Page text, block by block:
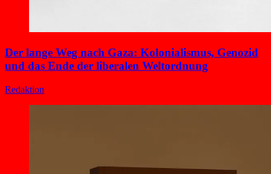
Der lange Weg nach Gaza: Kolonialismus, Genozid
und das Ende der liberalen Weltordnung
Redaktion